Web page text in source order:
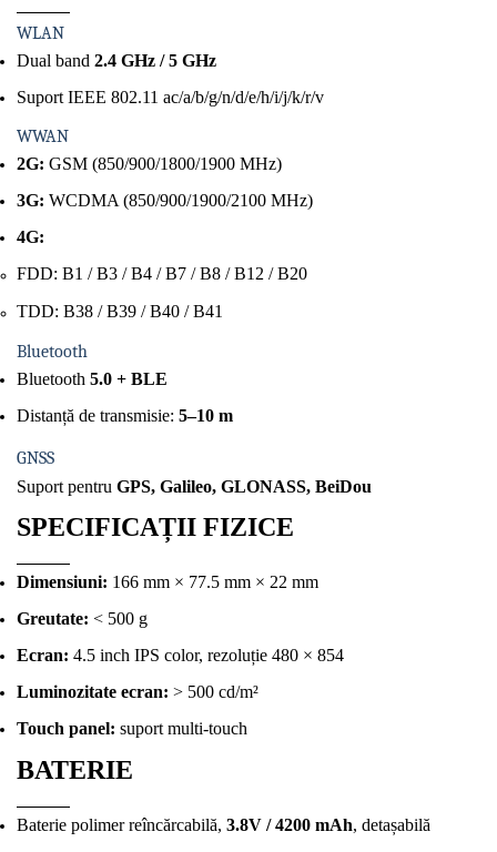
WLAN
Dual band 2.4 GHz / 5 GHz
Suport IEEE 802.11 ac/a/b/g/n/d/e/h/i/j/k/r/v
WWAN
2G: GSM (850/900/1800/1900 MHz)
3G: WCDMA (850/900/1900/2100 MHz)
4G:
FDD: B1 / B3 / B4 / B7 / B8 / B12 / B20
TDD: B38 / B39 / B40 / B41
Bluetooth
Bluetooth 5.0 + BLE
Distanță de transmisie: 5–10 m
GNSS
Suport pentru GPS, Galileo, GLONASS, BeiDou
SPECIFICAȚII FIZICE
Dimensiuni: 166 mm × 77.5 mm × 22 mm
Greutate: < 500 g
Ecran: 4.5 inch IPS color, rezoluție 480 × 854
Luminozitate ecran: > 500 cd/m²
Touch panel: suport multi-touch
BATERIE
Baterie polimer reîncărcabilă, 3.8V / 4200 mAh, detașabilă